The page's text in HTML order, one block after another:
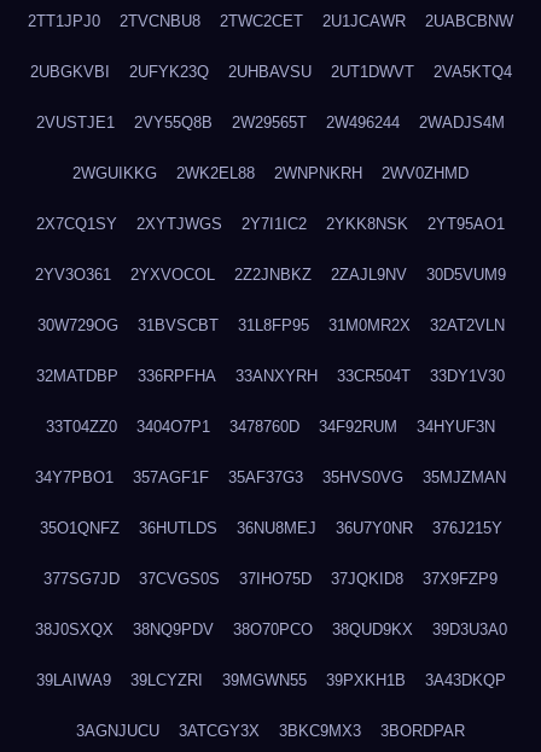
2TT1JPJ0 2TVCNBU8 2TWC2CET 2U1JCAWR 2UABCBNW
2UBGKVBI 2UFYK23Q 2UHBAVSU 2UT1DWVT 2VA5KTQ4
2VUSTJE1 2VY55Q8B 2W29565T 2W496244 2WADJS4M
2WGUIKKG 2WK2EL88 2WNPNKRH 2WV0ZHMD
2X7CQ1SY 2XYTJWGS 2Y7I1IC2 2YKK8NSK 2YT95AO1
2YV3O361 2YXVOCOL 2Z2JNBKZ 2ZAJL9NV 30D5VUM9
30W729OG 31BVSCBT 31L8FP95 31M0MR2X 32AT2VLN
32MATDBP 336RPFHA 33ANXYRH 33CR504T 33DY1V30
33T04ZZ0 3404O7P1 3478760D 34F92RUM 34HYUF3N
34Y7PBO1 357AGF1F 35AF37G3 35HVS0VG 35MJZMAN
35O1QNFZ 36HUTLDS 36NU8MEJ 36U7Y0NR 376J215Y
377SG7JD 37CVGS0S 37IHO75D 37JQKID8 37X9FZP9
38J0SXQX 38NQ9PDV 38O70PCO 38QUD9KX 39D3U3A0
39LAIWA9 39LCYZRI 39MGWN55 39PXKH1B 3A43DKQP
3AGNJUCU 3ATCGY3X 3BKC9MX3 3BORDPAR